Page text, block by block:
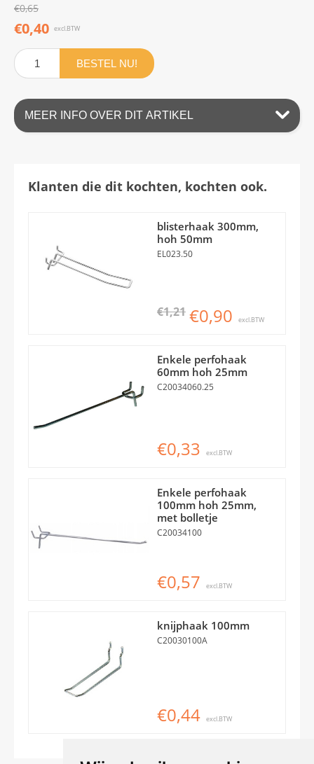
€0,65
€0,40 excl.BTW
BESTEL NU!
MEER INFO OVER DIT ARTIKEL
Klanten die dit kochten, kochten ook.
blisterhaak 300mm,
hoh 50mm
EL023.50
€1,21 €0,90 excl.BTW
Enkele perfohaak
60mm hoh 25mm
C20034060.25
€0,33 excl.BTW
Enkele perfohaak
100mm hoh 25mm,
met bolletje
C20034100
€0,57 excl.BTW
knijphaak 100mm
C20030100A
€0,44 excl.BTW